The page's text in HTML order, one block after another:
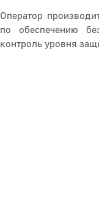
Оператор
по обеспечению
контроль уровня